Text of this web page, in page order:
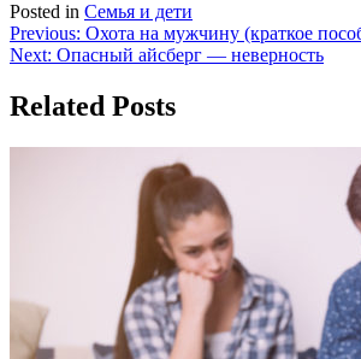
Posted in Семья и дети
Навигация
по
записям
Previous: Охота на мужчину (краткое
Next: Опасный айсберг — неверность
Related Posts